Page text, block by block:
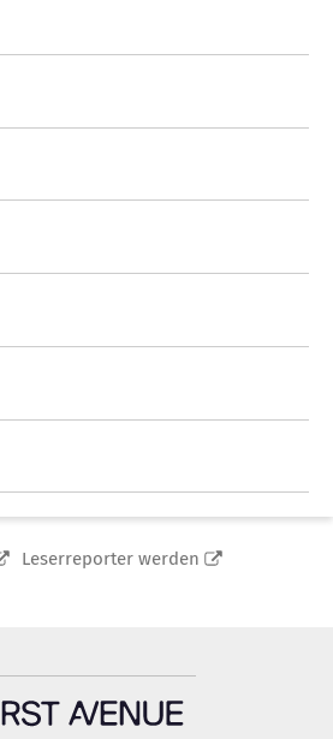
Leserreporter werden